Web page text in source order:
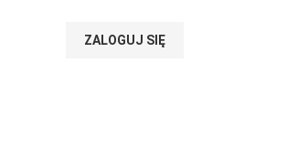
ZALOGUJ SIĘ